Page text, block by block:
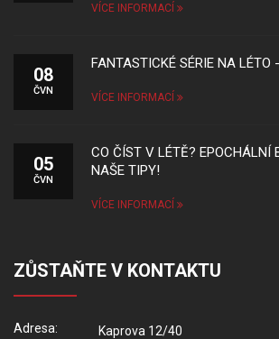
VÍCE INFORMACÍ
08
ČVN
FANTASTICKÉ SÉRIE NA LÉTO
VÍCE INFORMACÍ
05
ČVN
CO ČÍST V LÉTĚ? EPOCHÁLNÍ
NAŠE TIPY!
VÍCE INFORMACÍ
ZŮSTAŇTE V KONTAKTU
Adresa:
Kaprova 12/40